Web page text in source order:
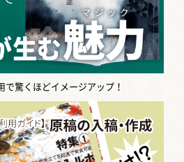
で驚くほどイメージアップ！